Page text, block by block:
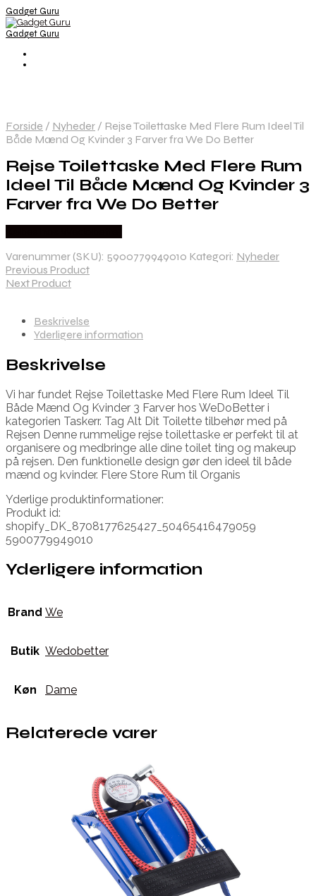
Gadget Guru
Gadget Guru
Forside / Nyheder / Rejse Toilettaske Med Flere Rum Ideel Til
Både Mænd Og Kvinder 3 Farver fra We Do Better
Rejse Toilettaske Med Flere Rum
Ideel Til Både Mænd Og Kvinder 3
Farver fra We Do Better
Varenummer (SKU): 5900779949010 Kategori: Nyheder
Previous Product
Next Product
Beskrivelse
Yderligere information
Beskrivelse
Vi har fundet Rejse Toilettaske Med Flere Rum Ideel Til
Både Mænd Og Kvinder 3 Farver hos WeDoBetter i
kategorien Taskerr. Tag Alt Dit Toilette tilbehør med på
Rejsen Denne rummelige rejse toilettaske er perfekt til at
organisere og medbringe alle dine toilet ting og makeup
på rejsen. Den funktionelle design gør den ideel til både
mænd og kvinder. Flere Store Rum til Organis
Yderlige produktinformationer:
Produkt id:
shopify_DK_8708177625427_50465416479059
5900779949010
Yderligere information
Brand We
Butik Wedobetter
Køn Dame
Relaterede varer